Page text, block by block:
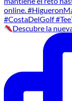
Descubre la